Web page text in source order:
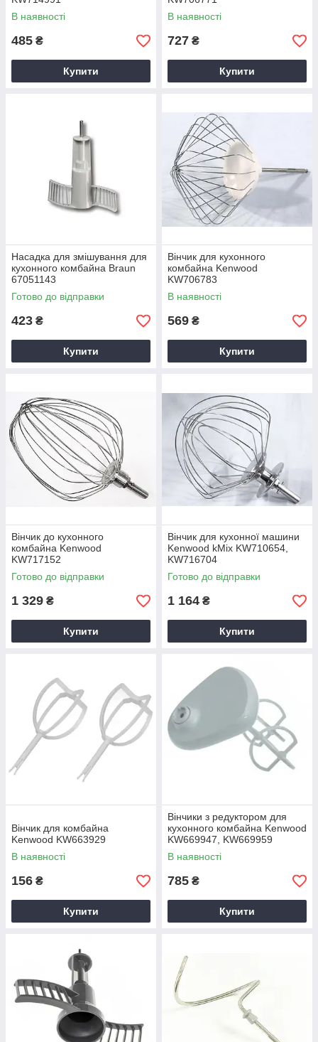
В наявності
485 ₴
Купити
В наявності
727 ₴
Купити
Насадка для змішування для
кухонного комбайна Braun
67051143
Готово до відправки
423 ₴
Купити
Вінчик для кухонного
комбайна Kenwood
KW706783
В наявності
569 ₴
Купити
Вінчик до кухонного
комбайна Kenwood
KW717152
Готово до відправки
1 329 ₴
Купити
Вінчик для кухонної машини
Kenwood kMix KW710654,
KW716704
Готово до відправки
1 164 ₴
Купити
Вінчик для комбайна
Kenwood KW663929
В наявності
156 ₴
Купити
Вінчики з редуктором для
кухонного комбайна Kenwood
KW669947, KW669959
В наявності
785 ₴
Купити